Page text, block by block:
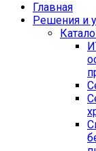
Главная
Решения и